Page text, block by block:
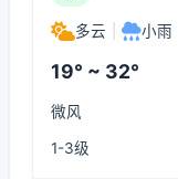
多云 小雨
19° ~ 32°
微风
1-3级